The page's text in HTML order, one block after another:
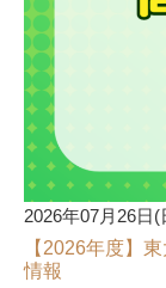
2026年07月26日(
【2026年度】
情報